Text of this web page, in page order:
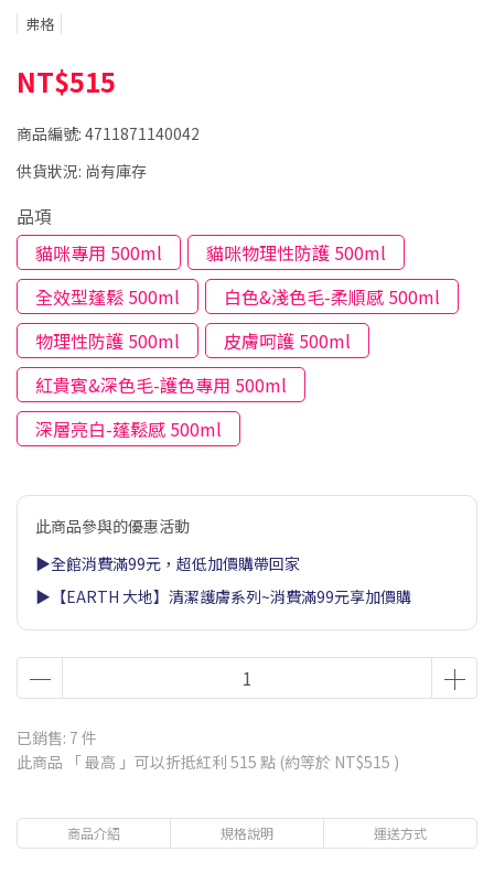
弗格
NT$515
商品編號: 4711871140042
供貨狀況: 尚有庫存
品項
貓咪專用 500ml
貓咪物理性防護 500ml
全效型蓬鬆 500ml
白色&淺色毛-柔順感 500ml
物理性防護 500ml
皮膚呵護 500ml
紅貴賓&深色毛-護色專用 500ml
深層亮白-蓬鬆感 500ml
此商品參與的優惠活動
▶全館消費滿99元，超低加價購帶回家
▶【EARTH 大地】清潔護膚系列~消費滿99元享加價購
已銷售: 7 件
此商品 「 最高 」可以折抵紅利 515 點 (約等於 NT$515 )
商品介紹 規格說明 運送方式